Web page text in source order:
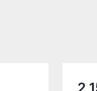
Перешиповка